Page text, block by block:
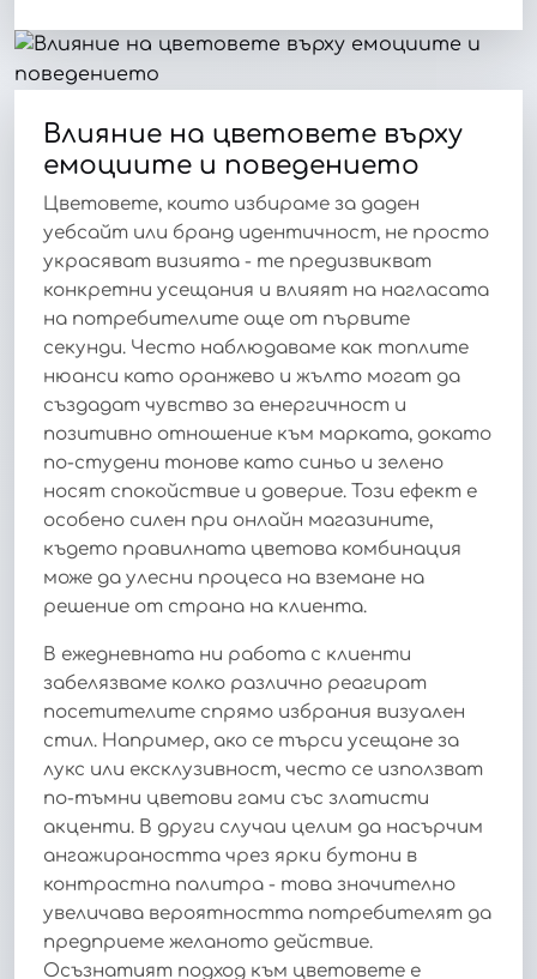
Влияние на цветовете върху
емоциите и поведението
Цветовете, които избираме за даден
уебсайт или бранд идентичност, не просто
украсяват визията - те предизвикват
конкретни усещания и влияят на нагласата
на потребителите още от първите
секунди. Често наблюдаваме как топлите
нюанси като оранжево и жълто могат да
създадат чувство за енергичност и
позитивно отношение към марката, докато
по-студени тонове като синьо и зелено
носят спокойствие и доверие. Този ефект е
особено силен при онлайн магазините,
където правилната цветова комбинация
може да улесни процеса на вземане на
решение от страна на клиента.
В ежедневната ни работа с клиенти
забелязваме колко различно реагират
посетителите спрямо избрания визуален
стил. Например, ако се търси усещане за
лукс или ексклузивност, често се използват
по-тъмни цветови гами със златисти
акценти. В други случаи целим да насърчим
ангажираността чрез ярки бутони в
контрастна палитра - това значително
увеличава вероятността потребителят да
предприеме желаното действие.
Осъзнатият подход към цветовете е